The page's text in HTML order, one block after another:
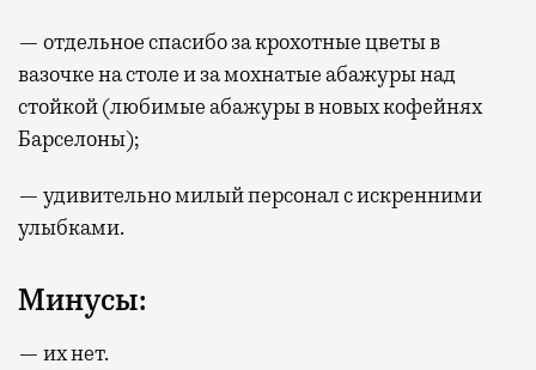
— отдельное спасибо за крохотные цветы в
вазочке на столе и за мохнатые абажуры над
стойкой (любимые абажуры в новых кофейнях
Барселоны);
— удивительно милый персонал с искренними
улыбками.
Минусы:
— их нет.